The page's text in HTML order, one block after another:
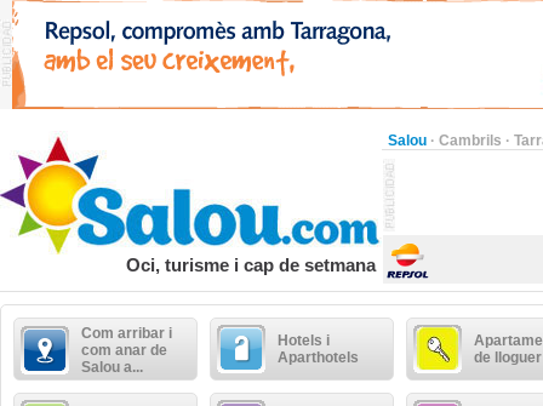
Salou · Cambrils ·
Oci, turisme i cap de setmana
Com arribar i
com anar de
Salou a...
Hotels i
Aparthotels
de lloguer